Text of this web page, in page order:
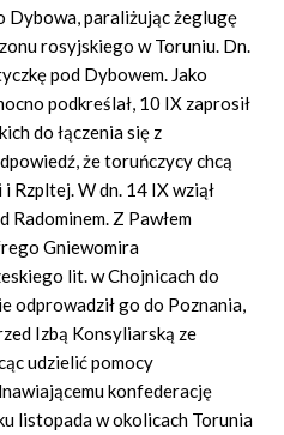
Dybowa, paraliżując żeglugę
rosyjskiego w Toruniu. Dn.
pod Dybowem. Jako
podkreślał, 10 IX zaprosił
do łączenia się z
że toruńczycy chcą
Rzpltej. W dn. 14 IX wziął
Radominem. Z Pawłem
Gniewomira
lit. w Chojnicach do
odprowadził go do Poznania,
Izbą Konsyliarską ze
udzielić pomocy
konfederację
listopada w okolicach Torunia